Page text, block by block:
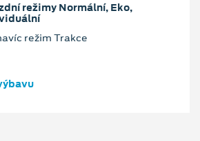
režimy Normální, Eko,
režim Trakce